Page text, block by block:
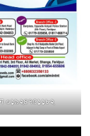
অসন্তোষের তথ্য
সাজানো
সামিদের কবর
কার্যক্রম শুরু
হাত ধরে বদলে
০১৯২৪৭৫১১৮২